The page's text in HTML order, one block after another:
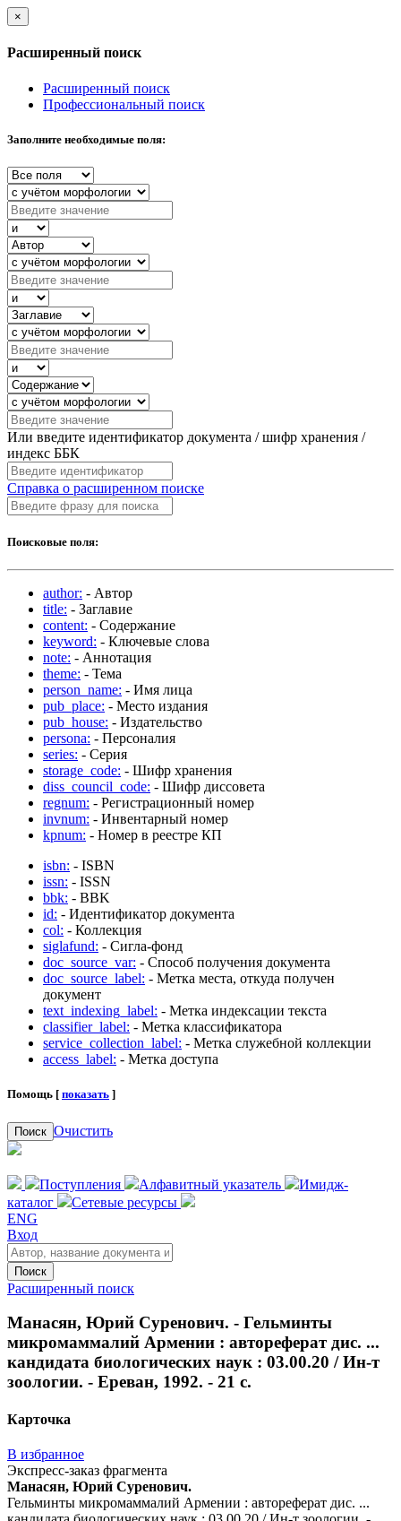
×
Расширенный поиск
Расширенный поиск
Профессиональный поиск
Заполните необходимые поля:
Или введите идентификатор документа / шифр хранения /
индекс ББК
Справка о расширенном поиске
Поисковые поля:
author: - Автор
title: - Заглавие
content: - Содержание
keyword: - Ключевые слова
note: - Аннотация
theme: - Тема
person_name: - Имя лица
pub_place: - Место издания
pub_house: - Издательство
persona: - Персоналия
series: - Серия
storage_code: - Шифр хранения
diss_council_code: - Шифр диссовета
regnum: - Регистрационный номер
invnum: - Инвентарный номер
kpnum: - Номер в реестре КП
isbn: - ISBN
issn: - ISSN
bbk: - BBK
id: - Идентификатор документа
col: - Коллекция
siglafund: - Сигла-фонд
doc_source_var: - Способ получения документа
doc_source_label: - Метка места, откуда получен
документ
text_indexing_label: - Метка индексации текста
classifier_label: - Метка классификатора
service_collection_label: - Метка служебной коллекции
access_label: - Метка доступа
Помощь [ показать ]
Поиск Очистить
Поступления Алфавитный указатель
Имидж-
каталог
Сетевые ресурсы
ENG
Вход
Поиск
Расширенный поиск
Манасян, Юрий Суренович. - Гельминты
микромаммалий Армении : автореферат дис. ...
кандидата биологических наук : 03.00.20 / Ин-т
зоологии. - Ереван, 1992. - 21 с.
Карточка
В избранное
Экспресс-заказ фрагмента
Манасян, Юрий Суренович.
Гельминты микромаммалий Армении : автореферат дис. ...